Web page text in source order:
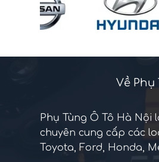
Về Phụ
Phụ Tùng Ô Tô Hà
chuyên cung cấp các
Toyota, Ford, Honda,